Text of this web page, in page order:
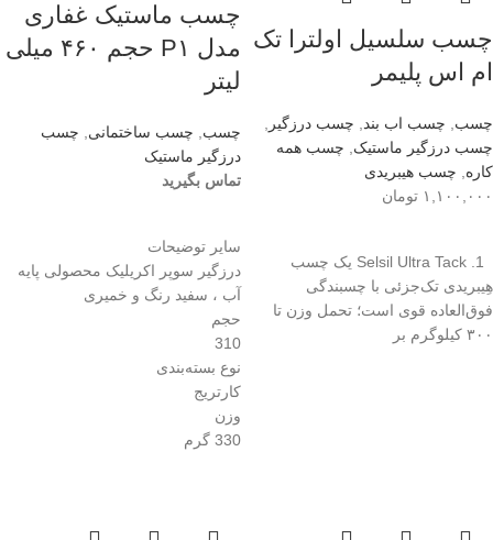
چسب سلسیل اولترا تک
ام اس پلیمر
چسب چسب اب بند چسب درزگیر
چسب درزگیر ماستیک
چسب همه
کاره
چسب هیبریدی
۱,۱۰۰,۰۰۰ تومان
1. Selsil Ultra Tack یک چسب
هِیبریدی تک‌جزئی با چسبندگی
فوق‌العاده قوی است؛ تحمل وزن تا
۳۰۰ کیلوگرم بر
چسب ماستیک غفاری
مدل P۱ حجم ۴۶۰ میلی
لیتر
چسب چسب ساختمانی
چسب
درزگیر ماستیک
تماس بگیرید
سایر توضیحات
درزگیر سوپر اکریلیک محصولی پایه
آب ، سفید رنگ و خمیری
حجم
310
نوع بسته‌بندی
کارتریج
وزن
330 گرم